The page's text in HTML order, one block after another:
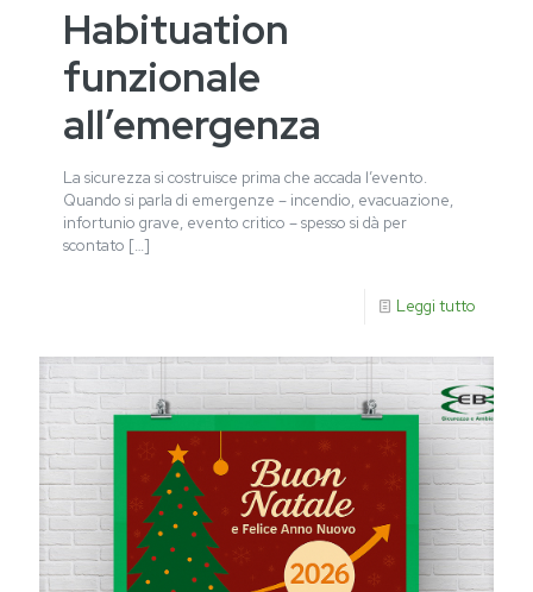
Habituation
funzionale
all’emergenza
La sicurezza si costruisce prima che accada l’evento.
Quando si parla di emergenze – incendio, evacuazione,
infortunio grave, evento critico – spesso si dà per
scontato […]
Leggi tutto